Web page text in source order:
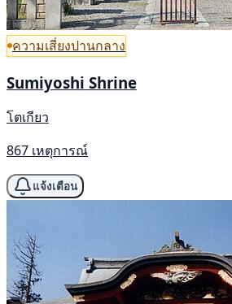
ความเสี่ยงปานกลาง
Sumiyoshi Shrine
โตเกียว
867 เหตุการณ์
แจ้งเตือน